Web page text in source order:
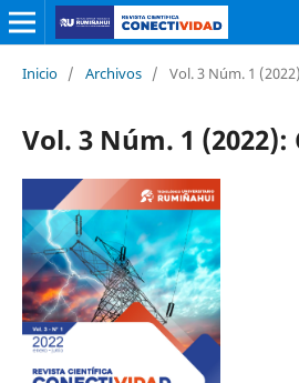
Inicio / Archivos / Vol. 3 Núm. 1
Vol. 3 Núm. 1